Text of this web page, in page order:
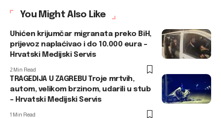
You Might Also Like
Uhićen krijumčar migranata preko BiH,
prijevoz naplaćivao i do 10.000 eura –
Hrvatski Medijski Servis
2 Min Read
TRAGEDIJA U ZAGREBU Troje mrtvih,
autom, velikom brzinom, udarili u stub
– Hrvatski Medijski Servis
1 Min Read